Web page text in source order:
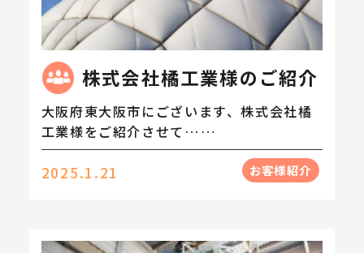
株式会社橘工業様のご紹介
大阪府東大阪市にございます、株式会社橘
工業様をご紹介させて……
2025.1.21 お客様紹介